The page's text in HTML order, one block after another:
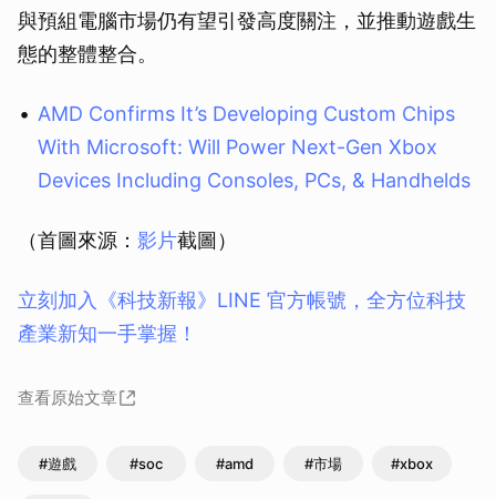
與預組電腦市場仍有望引發高度關注，並推動遊戲生
態的整體整合。
AMD Confirms It’s Developing Custom Chips
With Microsoft: Will Power Next-Gen Xbox
Devices Including Consoles, PCs, & Handhelds
（首圖來源： 影片截圖）
立刻加入《科技新報》LINE 官方帳號，全方位科技
產業新知一手掌握！
查看原始文章
#遊戲 #soc #amd #市場 #xbox